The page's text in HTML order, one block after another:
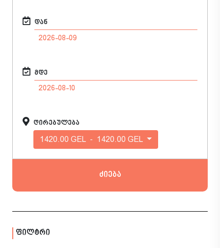
დან
მდე
ღირებულება
1420.00 GEL - 1420.00 GEL
ძიება
ფილტრი